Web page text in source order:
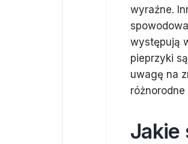
wyraźne.
występują
pieprzyki
uwagę na
różnorodne
Jakie